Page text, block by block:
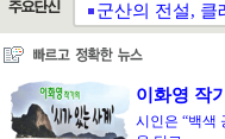
군산의 전설, 클
군산한마음지
이화영 작
시인은 “백색